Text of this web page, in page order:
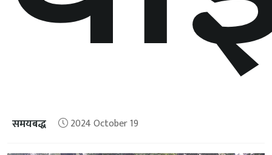
समयबद्ध 2024 October 19